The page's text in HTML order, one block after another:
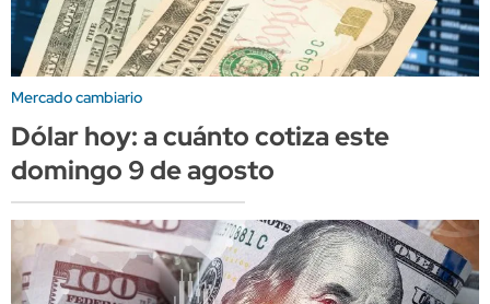
Mercado cambiario
Dólar hoy: a cuánto cotiza este
domingo 9 de agosto